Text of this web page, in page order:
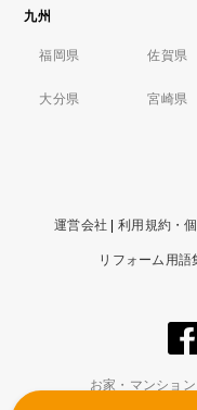
九州
福岡県 佐賀県
大分県 宮崎県
運営会社 | 利用規約・
リフォーム用語
お家・マンショ
© ZIGExN